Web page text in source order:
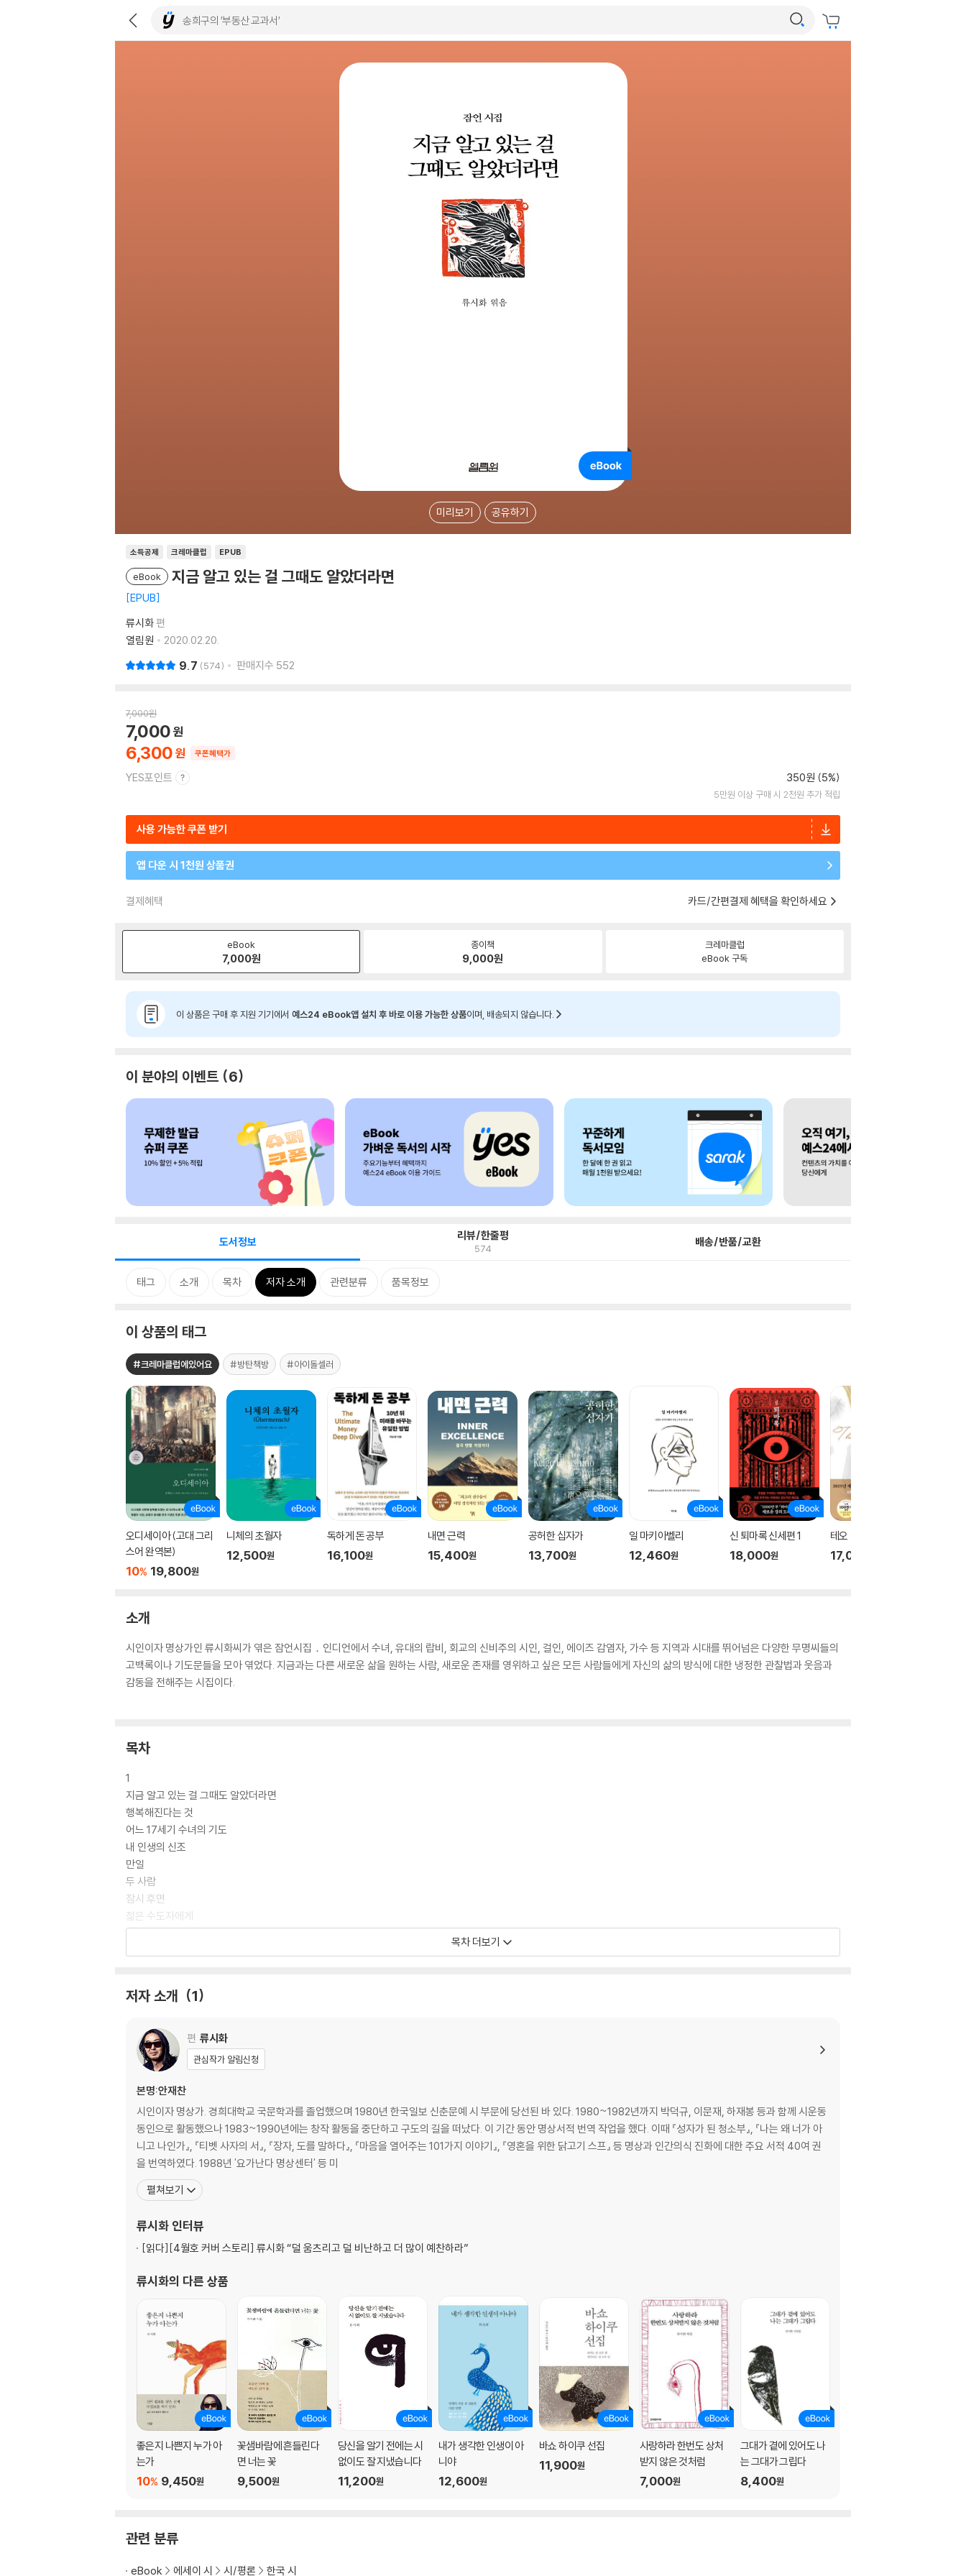
미리보기 공유하기
소득공제 크레마클럽 EPUB
eBook 지금 알고 있는 걸 그때도 알았더라면
EPUB
류시화편
열림원
2020.02.20.
9.7 574 판매지수 552
7,000원
6,300
7,000
쿠폰혜택가
YES포인트 350원 (5%)
5만원 이상 구매 시 2천원 추가 적립
사용 가능한 쿠폰 받기
앱 다운 시 1천원 상품권
결제혜택 카드/간편결제 혜택을 확인하세요
eBook
7,000원
종이책
9,000원
크레마클럽
eBook 구독
이 상품은 구매 후 지원 기기에서 예스24 eBook앱 설치 후 바로 이용 가능한 상품이며, 배송되지 않습니다.
이 분야의 이벤트 6
도서정보 리뷰/한줄평
574 배송/반품/교환
태그 소개 목차 저자 소개 관련분류 품목정보
이 상품의 태그
#크레마클럽에있어요 #방탄책방 #아이돌셀러
오디세이아 (고대 그리
스어 완역본)
10% 19,800원
니체의 초월자
12,500원
독하게 돈 공부
16,100원
내면 근력
15,400원
공허한 십자가
13,700원
일 마키아벨리
12,460원
신 퇴마록 신세편 1
18,000원
테오
17,000
소개
시인이자 명상가인 류시화씨가 엮은 잠언시집．인디언에서 수녀, 유대의 랍비, 회교의 신비주의 시인, 걸인, 에이즈 감염자, 가수 등 지역과 시대를 뛰어넘은 다양한 무명씨들의
고백록이나 기도문들을 모아 엮었다. 지금과는 다른 새로운 삶을 원하는 사람, 새로운 존재를 영위하고 싶은 모든 사람들에게 자신의 삶의 방식에 대한 냉정한 관찰법과 웃음과
감동을 전해주는 시집이다.
목차
1
지금 알고 있는 걸 그때도 알았더라면
행복해진다는 것
어느 17세기 수녀의 기도
내 인생의 신조
만일
두 사람
잠시 후면
젊은 수도자에게
무엇이 성공인가
2
그런 길은 없다
75세 노인이 쓴 산상수훈
난 부탁했다
여행
자연주의자의 충고
내가 보고 있지 않다고 생각하셨을 때
잠 못 이루는 사람들
나는 세상을 바라본다
인생의 황금률
마음의 평화
한 번에 한 사람
내가 원하는 것
당신에게 달린 일
인디언 기도문
어느 9세기 왕의 충고
성장한 아들에게
지식을 넘어서
잠시
초보자에게 주는 조언
일찍 일어나는 새
다른 북소리
수업
목차 더보기
저자 소개 1
편 류시화
관심작가 알림신청
본명:안재찬
시인이자 명상가. 경희대학교 국문학과를 졸업했으며 1980년 한국일보 신춘문예 시 부문에 당선된 바 있다. 1980~1982년까지 박덕규, 이문재, 하재봉 등과 함께 시운동
동인으로 활동했으나 1983~1990년에는 창작 활동을 중단하고 구도의 길을 떠났다. 이 기간 동안 명상서적 번역 작업을 했다. 이때 『성자가 된 청소부』, 『나는 왜 너가 아
니고 나인가』, 『티벳 사자의 서』, 『장자, 도를 말하다』, 『마음을 열어주는 101가지 이야기』, 『영혼을 위한 닭고기 스프』 등 명상과 인간의식 진화에 대한 주요 서적 40여 권
을 번역하였다. 1988년 '요가난다 명상센터' 등 미
펼쳐보기
류시화 인터뷰
[읽다][4월호 커버 스토리] 류시화 “덜 움츠리고 덜 비난하고 더 많이 예찬하라”
류시화의 다른 상품
좋은지 나쁜지 누가 아
는가
9,450원
10%
꽃샘바람에 흔들린다
면 너는 꽃
9,500원
당신을 알기 전에는 시
없이도 잘 지냈습니다
11,200원
내가 생각한 인생이 아
니야
12,600원
바쇼 하이쿠 선집
11,900원
사랑하라 한번도 상처
받지 않은 것처럼
7,000원
그대가 곁에 있어도 나
는 그대가 그립다
8,400원
관련 분류
eBook 에세이 시 시/평론 한국 시